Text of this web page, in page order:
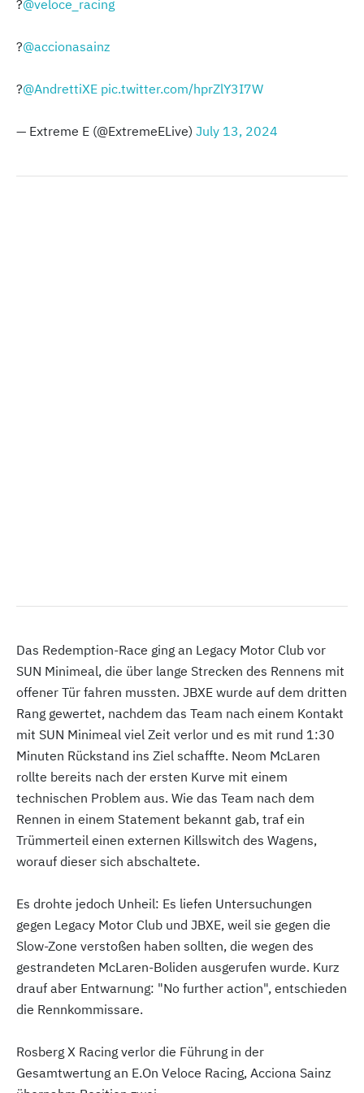
?@veloce_racing
?@accionasainz
?@AndrettiXE pic.twitter.com/hprZlY3I7W
— Extreme E (@ExtremeELive) July 13, 2024
Das Redemption-Race ging an Legacy Motor Club vor
SUN Minimeal, die über lange Strecken des Rennens mit
offener Tür fahren mussten. JBXE wurde auf dem dritten
Rang gewertet, nachdem das Team nach einem Kontakt
mit SUN Minimeal viel Zeit verlor und es mit rund 1:30
Minuten Rückstand ins Ziel schaffte. Neom McLaren
rollte bereits nach der ersten Kurve mit einem
technischen Problem aus. Wie das Team nach dem
Rennen in einem Statement bekannt gab, traf ein
Trümmerteil einen externen Killswitch des Wagens,
worauf dieser sich abschaltete.
Es drohte jedoch Unheil: Es liefen Untersuchungen
gegen Legacy Motor Club und JBXE, weil sie gegen die
Slow-Zone verstoßen haben sollten, die wegen des
gestrandeten McLaren-Boliden ausgerufen wurde. Kurz
drauf aber Entwarnung: "No further action", entschieden
die Rennkommissare.
Rosberg X Racing verlor die Führung in der
Gesamtwertung an E.On Veloce Racing, Acciona Sainz